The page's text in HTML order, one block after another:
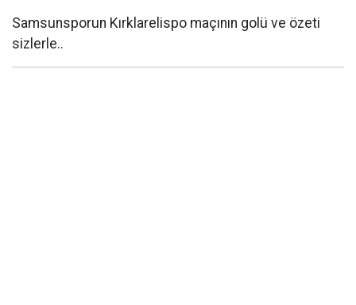
Samsunsporun Kırklarelispo maçının golü ve özeti
sizlerle..